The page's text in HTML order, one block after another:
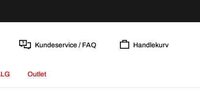
Kundeservice / FAQ Handlekurv
Outlet